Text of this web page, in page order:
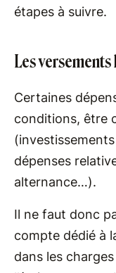
étapes à suivre.
Les
Certaines
conditions, être
dépenses
alternance…).
Il ne faut donc
compte dédié à
dans les